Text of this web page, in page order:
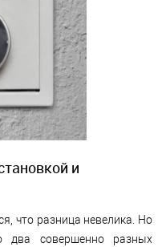
и
что разница невелика. Но
два совершенно разных